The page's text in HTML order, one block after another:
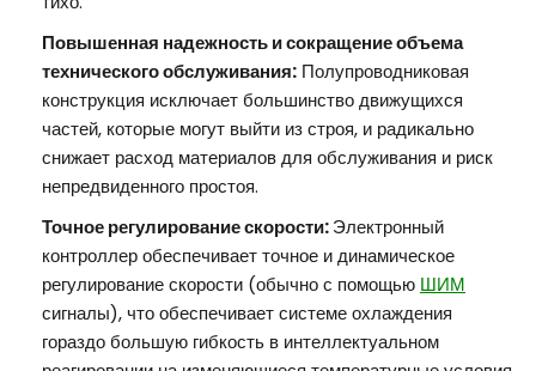
Повышенная надежность и сокращение объема
технического обслуживания: Полупроводниковая
конструкция исключает большинство движущихся
частей, которые могут выйти из строя, и радикально
снижает расход материалов для обслуживания и риск
непредвиденного простоя.
Точное регулирование скорости:Электронный
контроллер обеспечивает точное и динамическое
регулирование скорости (обычно с помощью ШИМ
сигналы), что обеспечивает системе охлаждения
гораздо большую гибкость в интеллектуальном